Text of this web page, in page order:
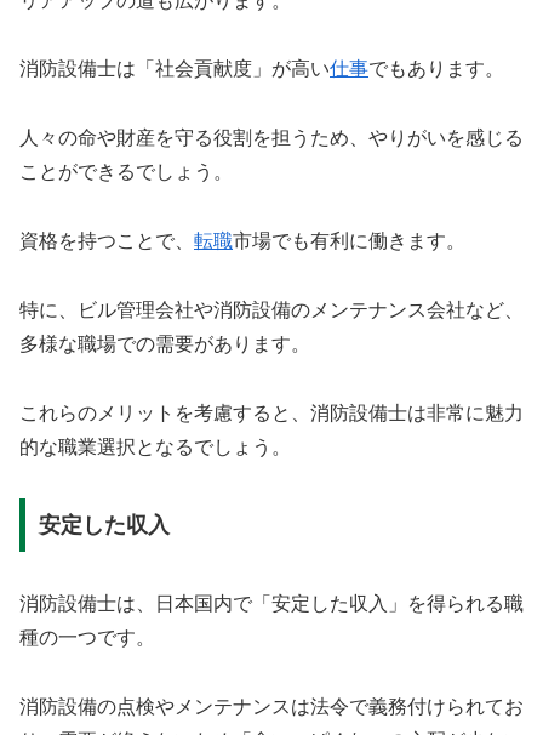
消防設備士は「社会貢献度」が高い仕事でもあります。
人々の命や財産を守る役割を担うため、やりがいを感じる
ことができるでしょう。
資格を持つことで、 転職市場でも有利に働きます。
特に、ビル管理会社や消防設備のメンテナンス会社など、
多様な職場での需要があります。
これらのメリットを考慮すると、消防設備士は非常に魅力
的な職業選択となるでしょう。
安定した収入
消防設備士は、日本国内で「安定した収入」を得られる職
種の一つです。
消防設備の点検やメンテナンスは法令で義務付けられてお